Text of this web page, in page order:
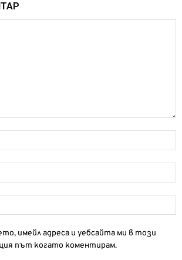
имейл адреса и уебсайта ми в този
път когато коментирам.